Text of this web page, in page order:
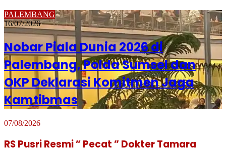
PALEMBANG
16/07/2026
Nobar Piala Dunia 2026 di
Palembang, Polda Sumsel dan
OKP Deklarasi Komitmen Jaga
Kamtibmas
07/08/2026
RS Pusri Resmi ” Pecat ” Dokter Tamara